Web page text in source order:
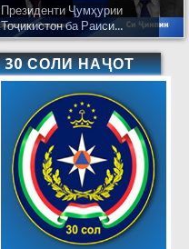
Президенти Ҷумҳурии
Тоҷикистон ба Раиси...
30 СОЛИ НАҶОТ